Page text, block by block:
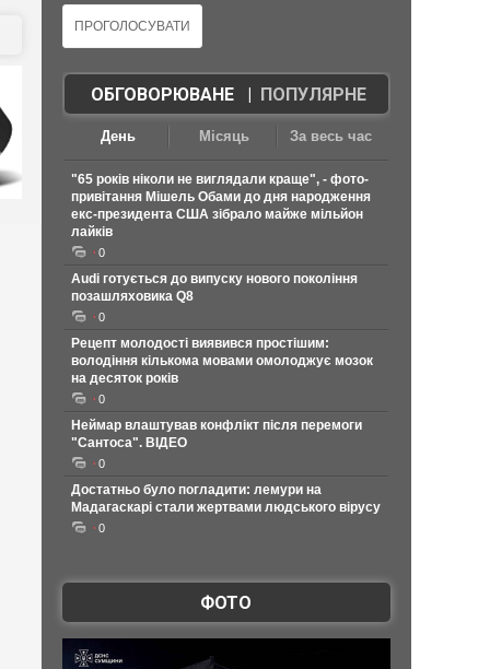
ОБГОВОРЮВАНЕ| ПОПУЛЯРНЕ
День Місяць За весь час
"65 років ніколи не виглядали краще", - фото-
привітання Мішель Обами до дня народження
екс-президента США зібрало майже мільйон
лайків
0
Audi готується до випуску нового покоління
позашляховика Q8
0
Рецепт молодості виявився простішим:
володіння кількома мовами омолоджує мозок
на десяток років
0
Неймар влаштував конфлікт після перемоги
"Сантоса". ВІДЕО
0
Достатньо було погладити: лемури на
Мадагаскарі стали жертвами людського вірусу
0
ФОТО